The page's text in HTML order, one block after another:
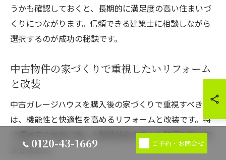
うかも確認しておくと、長期的に満足度の高い住まいづ
くりにつながります。信頼できる建築士に相談しながら
選択するのが成功の秘訣です。
中古物件の家づくりで重視したいリフォーム
と改装
中古ガレージハウスを購入後の家づくりで重視すべき
は、機能性と快適性を高めるリフォームと改装です。特
に福津市の気候に適した断熱性能の向上や防湿対策は欠
かせません。
0120-43-1669 ご予約・お問合せ